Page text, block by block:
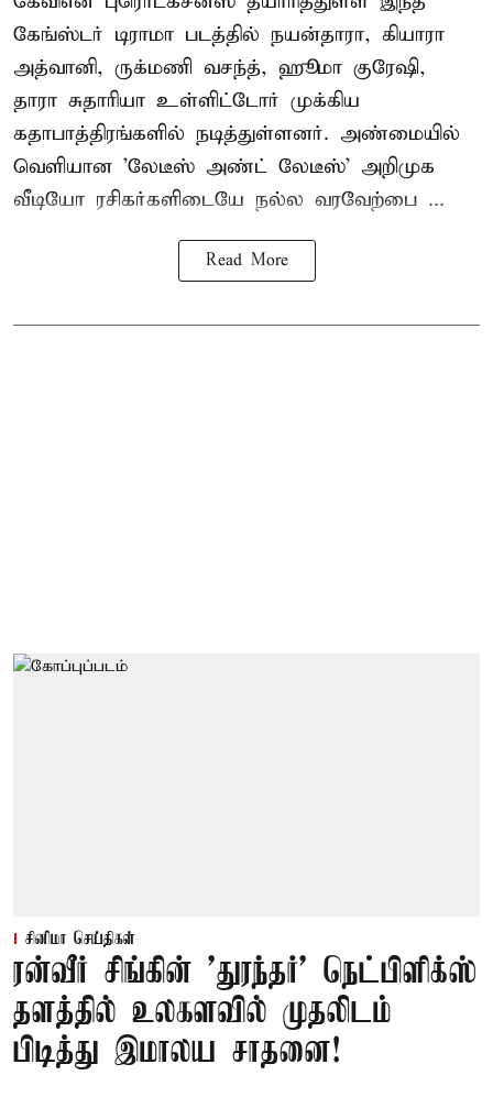
கேங்ஸ்டர் டிராமா படத்தில் நயன்தாரா, கியாரா
அத்வானி, ருக்மணி வசந்த், ஹூமா குரேஷி,
தாரா சுதாரியா உள்ளிட்டோர் முக்கிய
கதாபாத்திரங்களில் நடித்துள்ளனர். அண்மையில்
வெளியான 'லேடீஸ் அண்ட் லேடீஸ்' அறிமுக
வீடியோ ரசிகர்களிடையே நல்ல வரவேற்பை ...
Read More
சினிமா செய்திகள்
ரன்வீர் சிங்கின் 'துரந்தர்' நெட்பிளிக்ஸ்
தளத்தில் உலகளவில் முதலிடம்
பிடித்து இமாலய சாதனை!